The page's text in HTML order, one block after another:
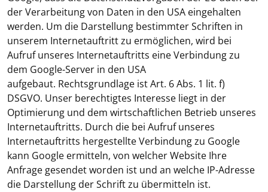
der Verarbeitung von Daten in den USA eingehalten
werden. Um die Darstellung bestimmter Schriften in
unserem Internetauftritt zu ermöglichen, wird bei
Aufruf unseres Internetauftritts eine Verbindung zu
dem Google-Server in den USA
aufgebaut. Rechtsgrundlage ist Art. 6 Abs. 1 lit. f)
DSGVO. Unser berechtigtes Interesse liegt in der
Optimierung und dem wirtschaftlichen Betrieb unseres
Internetauftritts. Durch die bei Aufruf unseres
Internetauftritts hergestellte Verbindung zu Google
kann Google ermitteln, von welcher Website Ihre
Anfrage gesendet worden ist und an welche IP-Adresse
die Darstellung der Schrift zu übermitteln ist.